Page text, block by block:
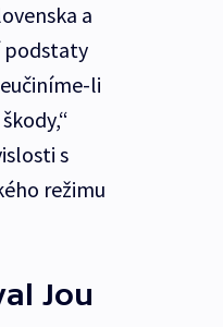
a
podstaty
li
s
režimu
Jou